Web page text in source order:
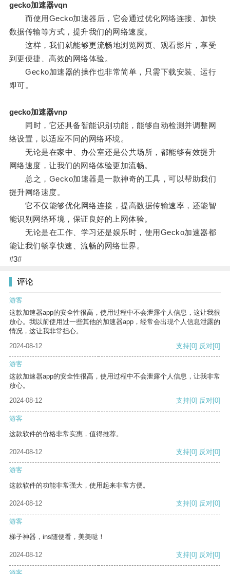
gecko加速器vqn
而使用Gecko加速器后，它会通过优化网络连接、加快
数据传输等方式，提升我们的网络速度。
这样，我们就能够更流畅地浏览网页、观看影片，享受
到更便捷、高效的网络体验。
Gecko加速器的操作也非常简单，只需下载安装、运行
即可。
gecko加速器vnp
同时，它还具备智能识别功能，能够自动检测并调整网
络设置，以适应不同的网络环境。
无论是在家中、办公室还是公共场所，都能够有效提升
网络速度，让我们的网络体验更加流畅。
总之，Gecko加速器是一款神奇的工具，可以帮助我们
提升网络速度。
它不仅能够优化网络连接，提高数据传输速率，还能智
能识别网络环境，保证良好的上网体验。
无论是在工作、学习还是娱乐时，使用Gecko加速器都
能让我们畅享快速、流畅的网络世界。
#3#
评论
游客
这款加速器app的安全性很高，使用过程中不会泄露个人信息，这让我很
放心。我以前使用过一些其他的加速器app，经常会出现个人信息泄露的
情况，这让我非常担心。
2024-08-12
支持[0] 反对[0]
游客
这款加速器app的安全性很高，使用过程中不会泄露个人信息，让我非常
放心。
2024-08-12
支持[0] 反对[0]
游客
这款软件的价格非常实惠，值得推荐。
2024-08-12 支持[0] 反对[0]
游客
这款软件的功能非常强大，使用起来非常方便。
2024-08-12 支持[0] 反对[0]
游客
梯子神器，ins随便看，美美哒！
2024-08-12 支持[0] 反对[0]